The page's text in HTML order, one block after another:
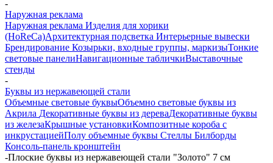
-
Наружная реклама
Наружная реклама Изделия для хорики
(HoReCa)Архитектурная подсветка Интерьерные вывески
Брендирование Козырьки, входные группы, маркизыТонкие
световые панелиНавигационные табличкиВыставочные
стенды
-
Буквы из нержавеющей стали
Объемные световые буквыОбъемно световые буквы из
Акрила Декоративные буквы из дереваДекоративные буквы
из железаКрышные установкиКомпозитные короба с
инкрустациейПолу объемные буквы Стеллы Билборды
Консоль-панель кронштейн
-Плоские буквы из нержавеющей стали "Золото" 7 см